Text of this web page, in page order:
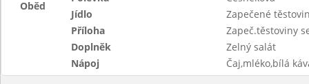
Oběd
Jídlo
Zapečené
Příloha
Zapeč.těstoviny
Doplněk
Zelný salát
Nápoj
Čaj,mléko,bílá